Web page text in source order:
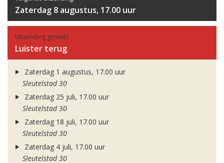
Zaterdag 8 augustus, 17.00 uur
Uitzending gemist?
Luister terug
Zaterdag 1 augustus, 17.00 uur
Sleutelstad 30
Zaterdag 25 juli, 17.00 uur
Sleutelstad 30
Zaterdag 18 juli, 17.00 uur
Sleutelstad 30
Zaterdag 4 juli, 17.00 uur
Sleutelstad 30